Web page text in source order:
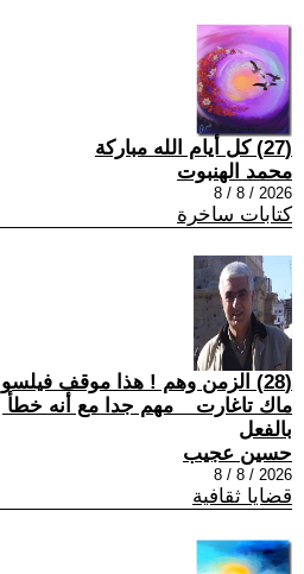
(27) كل أيام الله مباركة
محمد الهنبوت
2026 / 8 / 8
كتابات ساخرة
(28) الزمن وهم ! هذا موقف
ماك تاغارت _ مهم جدا مع أنه
بالفعل
حسين عجيب
2026 / 8 / 8
قضايا ثقافية